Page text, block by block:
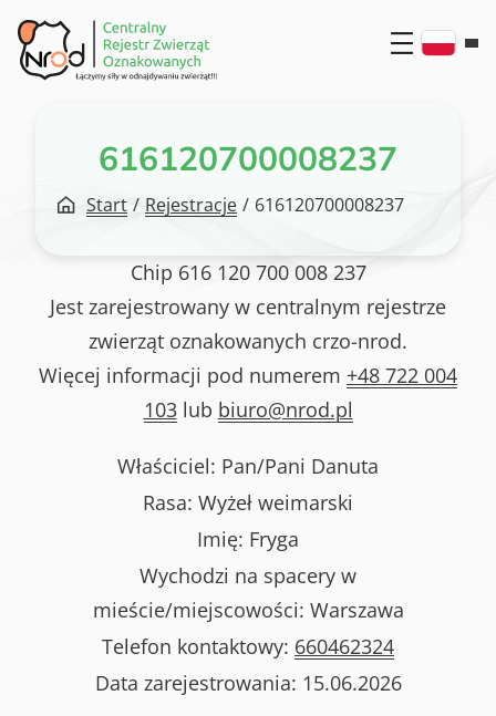
Przejdź
do
treści
616120700008237
Start / Rejestracje / 616120700008237
Chip 616 120 700 008 237
Jest zarejestrowany w centralnym rejestrze
zwierząt oznakowanych crzo-nrod.
Więcej informacji pod numerem +48 722 004
103lub biuro@nrod.pl
Właściciel: Pan/Pani Danuta
Rasa: Wyżeł weimarski
Imię: Fryga
Wychodzi na spacery w
mieście/miejscowości: Warszawa
Telefon kontaktowy: 660462324
Data zarejestrowania: 15.06.2026